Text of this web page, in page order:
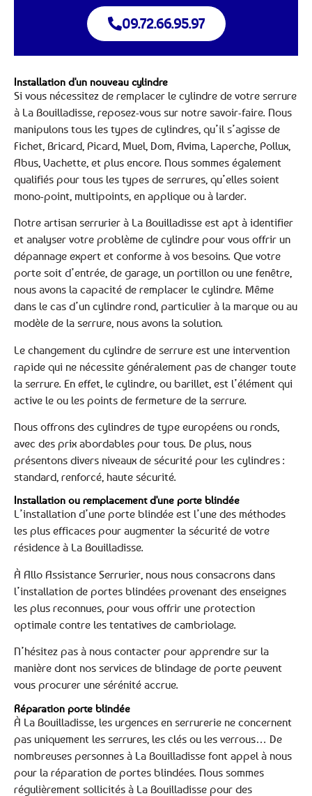
09.72.66.95.97
Installation d'un nouveau cylindre
Si vous nécessitez de remplacer le cylindre de votre serrure
à La Bouilladisse, reposez-vous sur notre savoir-faire. Nous
manipulons tous les types de cylindres, qu’il s’agisse de
Fichet, Bricard, Picard, Muel, Dom, Avima, Laperche, Pollux,
Abus, Vachette, et plus encore. Nous sommes également
qualifiés pour tous les types de serrures, qu’elles soient
mono-point, multipoints, en applique ou à larder.
Notre artisan serrurier à La Bouilladisse est apt à identifier
et analyser votre problème de cylindre pour vous offrir un
dépannage expert et conforme à vos besoins. Que votre
porte soit d’entrée, de garage, un portillon ou une fenêtre,
nous avons la capacité de remplacer le cylindre. Même
dans le cas d’un cylindre rond, particulier à la marque ou au
modèle de la serrure, nous avons la solution.
Le changement du cylindre de serrure est une intervention
rapide qui ne nécessite généralement pas de changer toute
la serrure. En effet, le cylindre, ou barillet, est l’élément qui
active le ou les points de fermeture de la serrure.
Nous offrons des cylindres de type européens ou ronds,
avec des prix abordables pour tous. De plus, nous
présentons divers niveaux de sécurité pour les cylindres :
standard, renforcé, haute sécurité.
Installation ou remplacement d'une porte blindée
L’installation d’une porte blindée est l’une des méthodes
les plus efficaces pour augmenter la sécurité de votre
résidence à La Bouilladisse.
À Allo Assistance Serrurier, nous nous consacrons dans
l’installation de portes blindées provenant des enseignes
les plus reconnues, pour vous offrir une protection
optimale contre les tentatives de cambriolage.
N’hésitez pas à nous contacter pour apprendre sur la
manière dont nos services de blindage de porte peuvent
vous procurer une sérénité accrue.
Réparation porte blindée
À La Bouilladisse, les urgences en serrurerie ne concernent
pas uniquement les serrures, les clés ou les verrous… De
nombreuses personnes à La Bouilladisse font appel à nous
pour la réparation de portes blindées. Nous sommes
régulièrement sollicités à La Bouilladisse pour des